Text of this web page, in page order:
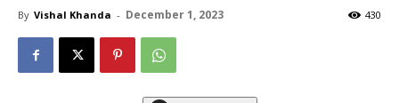
By Vishal Khanda - December 1, 2023 430